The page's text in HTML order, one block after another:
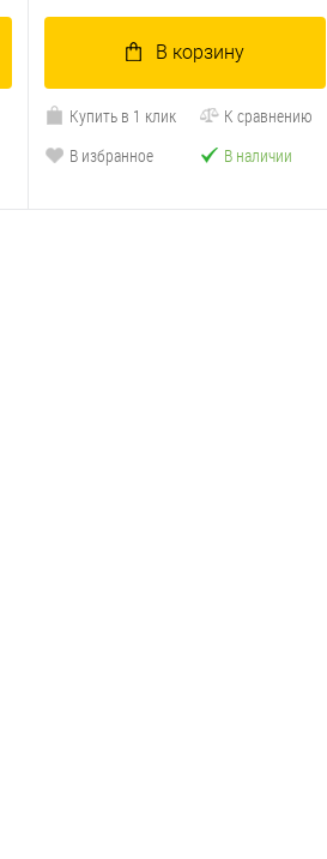
В корзину
Купить в 1 клик
К сравнению
В избранное
В наличии